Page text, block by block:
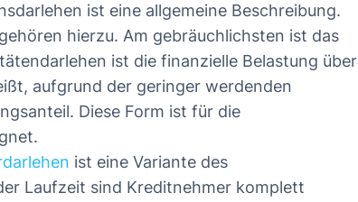
ist eine allgemeine Beschreibung.
hierzu. Am gebräuchlichsten ist das
ist die finanzielle Belastung über
aufgrund der geringer werdenden
Diese Form ist für die
ist eine Variante des
Laufzeit sind Kreditnehmer komplett